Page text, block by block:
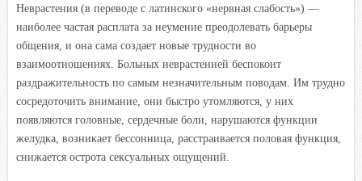
Неврастения (в переводе с латинского «нервная слабость») —
наиболее частая расплата за неумение преодолевать барьеры
общения, и она сама создает новые трудности во
взаимоотношениях. Больных неврастенией беспокоит
раздражительность по самым незначительным поводам. Им трудно
сосредоточить внимание, они быстро утомляются, у них
появляются головные, сердечные боли, нарушаются функции
желудка, возникает бессонница, расстраивается половая функция,
снижается острота сексуальных ощущений.